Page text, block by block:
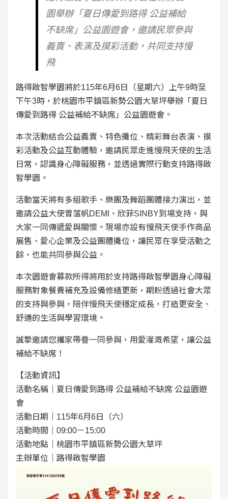
園舉辦「夏日傳愛到路得 公益補給
不缺席」公益園遊會，邀請民眾參與
義賣、表演及摸彩活動，共同支持慢
飛
路得啟智學園將於115年6月6日（星期六）上午9時至
下午3時，於桃園市平鎮區新勢公園大草坪舉辦「夏日
傳愛到路得 公益補給不缺席」公益園遊會。
本次活動結合公益義賣、特色攤位、精彩舞台表演、摸
彩活動及公益互動體驗，邀請民眾走進慢飛天使的生活
日常，認識身心障礙服務，並透過實際行動支持路得啟
智學園。
活動當天將有多組歌手、樂團及舞蹈團體接力演出，並
邀請公益大使曾薀帆DEMI、欣菲SINBY到場支持，與
大家一同傳遞愛與關懷。現場亦設有慢飛天使手作商品
展售、愛心企業及公益團體攤位，讓民眾在享受活動之
餘，也能共同參與公益。
本次園遊會募款所得將用於支持路得啟智學園身心障礙
服務對象餐費補充及設備修繕更新，期盼透過社會大眾
的支持與參與，陪伴慢飛天使穩定成長，打造更安全、
舒適的生活與學習環境。
誠摯邀請您攜家帶眷一同參與，用愛灌溉希望，讓公益
補給不缺席！
【活動資訊】
活動名稱｜夏日傳愛到路得 公益補給不缺席 公益園遊
會
活動日期｜115年6月6日（六）
活動時間｜09:00－15:00
活動地點｜桃園市平鎮區新勢公園大草坪
主辦單位｜路得啟智學園